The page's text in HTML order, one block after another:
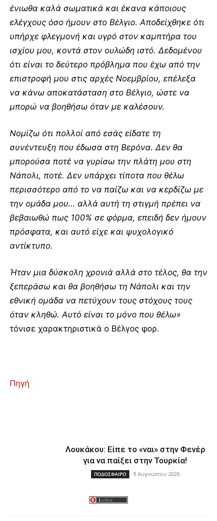
ένιωθα καλά σωματικά και έκανα κάποιους
ελέγχους όσο ήμουν στο Βέλγιο. Αποδείχθηκε ότι
υπήρχε φλεγμονή και υγρό στον καμπτήρα του
ισχίου μου, κοντά στον ουλώδη ιστό. Δεδομένου
ότι είναι το δεύτερο πρόβλημα που έχω από την
επιστροφή μου στις αρχές Νοεμβρίου, επέλεξα
να κάνω αποκατάσταση στο Βέλγιο, ώστε να
μπορώ να βοηθήσω όταν με καλέσουν.
Νομίζω ότι πολλοί από εσάς είδατε τη
συνέντευξη που έδωσα στη Βερόνα. Δεν θα
μπορούσα ποτέ να γυρίσω την πλάτη μου στη
Νάπολι, ποτέ. Δεν υπάρχει τίποτα που θέλω
περισσότερο από το να παίζω και να κερδίζω με
την ομάδα μου… αλλά αυτή τη στιγμή πρέπει να
βεβαιωθώ πως 100% σε φόρμα, επειδή δεν ήμουν
πρόσφατα, και αυτό είχε και ψυχολογικό
αντίκτυπο.
Ήταν μια δύσκολη χρονιά αλλά στο τέλος, θα την
ξεπεράσω και θα βοηθήσω τη Νάπολι και την
εθνική ομάδα να πετύχουν τους στόχους τους
όταν κληθώ. Αυτό είναι το μόνο που θέλω»
τόνισε χαρακτηριστικά ο Βέλγος φορ.
Πηγή
Λουκάκου: Είπε το «ναι» στην Φενέρ
για να παίξει στην Τουρκία!
ΠΟΔΟΣΦΑΙΡΟ 8 Αυγούστου 2026